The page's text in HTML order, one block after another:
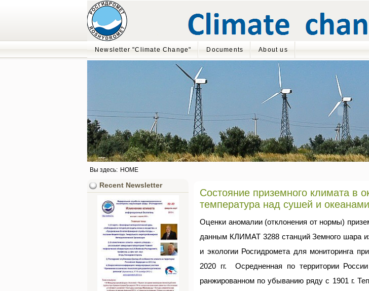
Newsletter "Climate Change" Documents About us
Вы здесь: HOME
Состояние приземного климата в
температура над сушей и
Оценки аномалии (отклонения от нормы)
данным КЛИМАТ 3288 станций Земного шара
и экологии Росгидромета для мониторинга
2020 гг. Осредненная по территории
ранжированном по убыванию ряду с 1901 г.
Recent Newsletter